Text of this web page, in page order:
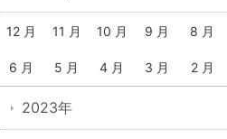
12 月 11 月 10 月 9 月 8 月
6 月 5 月 4 月 3 月 2 月
2023年